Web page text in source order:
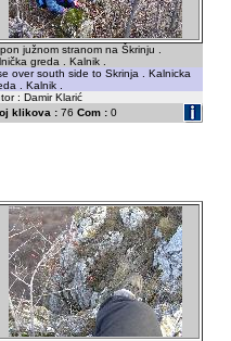
južnom stranom na Škrinju .
greda . Kalnik .
over south side to Skrinja . Kalnicka
. Kalnik .
: Damir Klarić
klikova : 76 Com : 0